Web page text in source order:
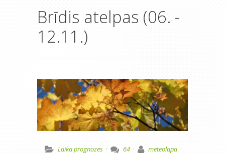
Brīdis atelpas (06. -
12.11.)
Laika prognozes · 64 · meteolapa ·